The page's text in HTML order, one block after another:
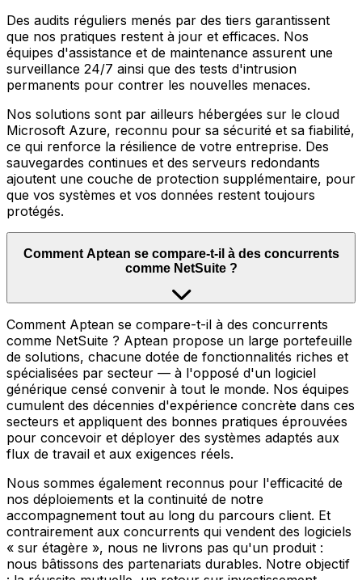
Des audits réguliers menés par des tiers garantissent
que nos pratiques restent à jour et efficaces. Nos
équipes d'assistance et de maintenance assurent une
surveillance 24/7 ainsi que des tests d'intrusion
permanents pour contrer les nouvelles menaces.
Nos solutions sont par ailleurs hébergées sur le cloud
Microsoft Azure, reconnu pour sa sécurité et sa fiabilité,
ce qui renforce la résilience de votre entreprise. Des
sauvegardes continues et des serveurs redondants
ajoutent une couche de protection supplémentaire, pour
que vos systèmes et vos données restent toujours
protégés.
Comment Aptean se compare-t-il à des concurrents
comme NetSuite ?
Comment Aptean se compare-t-il à des concurrents
comme NetSuite ? Aptean propose un large portefeuille
de solutions, chacune dotée de fonctionnalités riches et
spécialisées par secteur — à l'opposé d'un logiciel
générique censé convenir à tout le monde. Nos équipes
cumulent des décennies d'expérience concrète dans ces
secteurs et appliquent des bonnes pratiques éprouvées
pour concevoir et déployer des systèmes adaptés aux
flux de travail et aux exigences réels.
Nous sommes également reconnus pour l'efficacité de
nos déploiements et la continuité de notre
accompagnement tout au long du parcours client. Et
contrairement aux concurrents qui vendent des logiciels
« sur étagère », nous ne livrons pas qu'un produit :
nous bâtissons des partenariats durables. Notre objectif